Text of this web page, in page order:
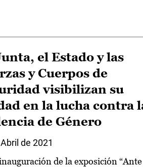
el Estado y las
y Cuerpos de
visibilizan su
en la lucha contra
de Género
de 2021
de la exposición